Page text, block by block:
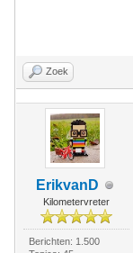
Zoek
ErikvanD
Kilometervreter
Berichten: 1.500